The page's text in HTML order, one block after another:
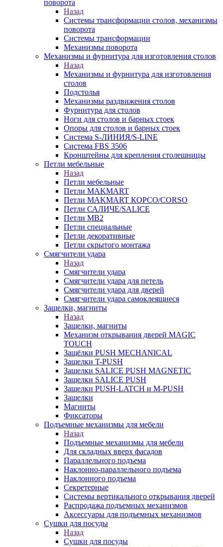
поворота
Назад
Системы трансформации столов, механизмы
поворота
Системы трансформации
Механизмы поворота
Механизмы и фурнитура для изготовления столов
Назад
Механизмы и фурнитура для изготовления
столов
Подстолья
Механизмы раздвижения столов
Фурнитура для столов
Ноги для столов и барных стоек
Опоры для столов и барных стоек
Система S-ЛИНИЯ/S-LINE
Система FBS 3506
Кронштейны для крепления столешницы
Петли мебельные
Назад
Петли мебельные
Петли MAKMART
Петли MAKMART КОРСО/CORSO
Петли САЛИЧЕ/SALICE
Петли MB2
Петли специальные
Петли декоративные
Петли скрытого монтажа
Смягчители удара
Назад
Смягчители удара
Смягчители удара для петель
Смягчители удара для дверей
Cмягчители удара самоклеящиеся
Защелки, магниты
Назад
Защелки, магниты
Механизм открывания дверей MAGIC
TOUCH
Защёлки PUSH MECHANICAL
Защелки T-PUSH
Защелки SALICE PUSH MAGNETIC
Защелки SALICE PUSH
Защелки PUSH-LATCH и M-PUSH
Защелки
Магниты
Фиксаторы
Подъемные механизмы для мебели
Назад
Подъемные механизмы для мебели
Для складных вверх фасадов
Параллельного подъема
Наклонно-параллельного подъема
Наклонного подъема
Секретерные
Системы вертикального открывания дверей
Распродажа подъемных механизмов
Аксессуары для подъемных механизмов
Сушки для посуды
Назад
Сушки для посуды